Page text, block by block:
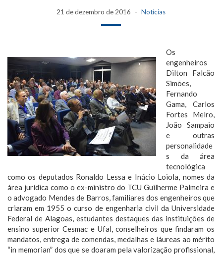
21 de dezembro de 2016 Notícias
Os
engenheiros
Dilton Falcão
Simões,
Fernando
Gama, Carlos
Fortes Melro,
João Sampaio
e outras
personalidade
s da área
tecnológica
como os deputados Ronaldo Lessa e Inácio Loiola, nomes da
área jurídica como o ex-ministro do TCU Guilherme Palmeira e
o advogado Mendes de Barros, familiares dos engenheiros que
criaram em 1955 o curso de engenharia civil da Universidade
Federal de Alagoas, estudantes destaques das instituições de
ensino superior Cesmac e Ufal, conselheiros que findaram os
mandatos, entrega de comendas, medalhas e láureas ao mérito
“in memorian” dos que se doaram pela valorização profissional,